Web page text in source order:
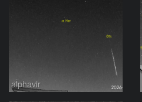
alphavir